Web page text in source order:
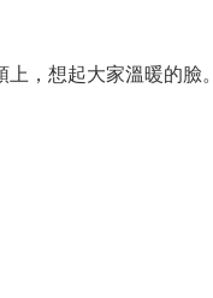
，想起大家溫暖的臉。